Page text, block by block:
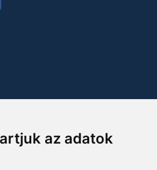
az adatok